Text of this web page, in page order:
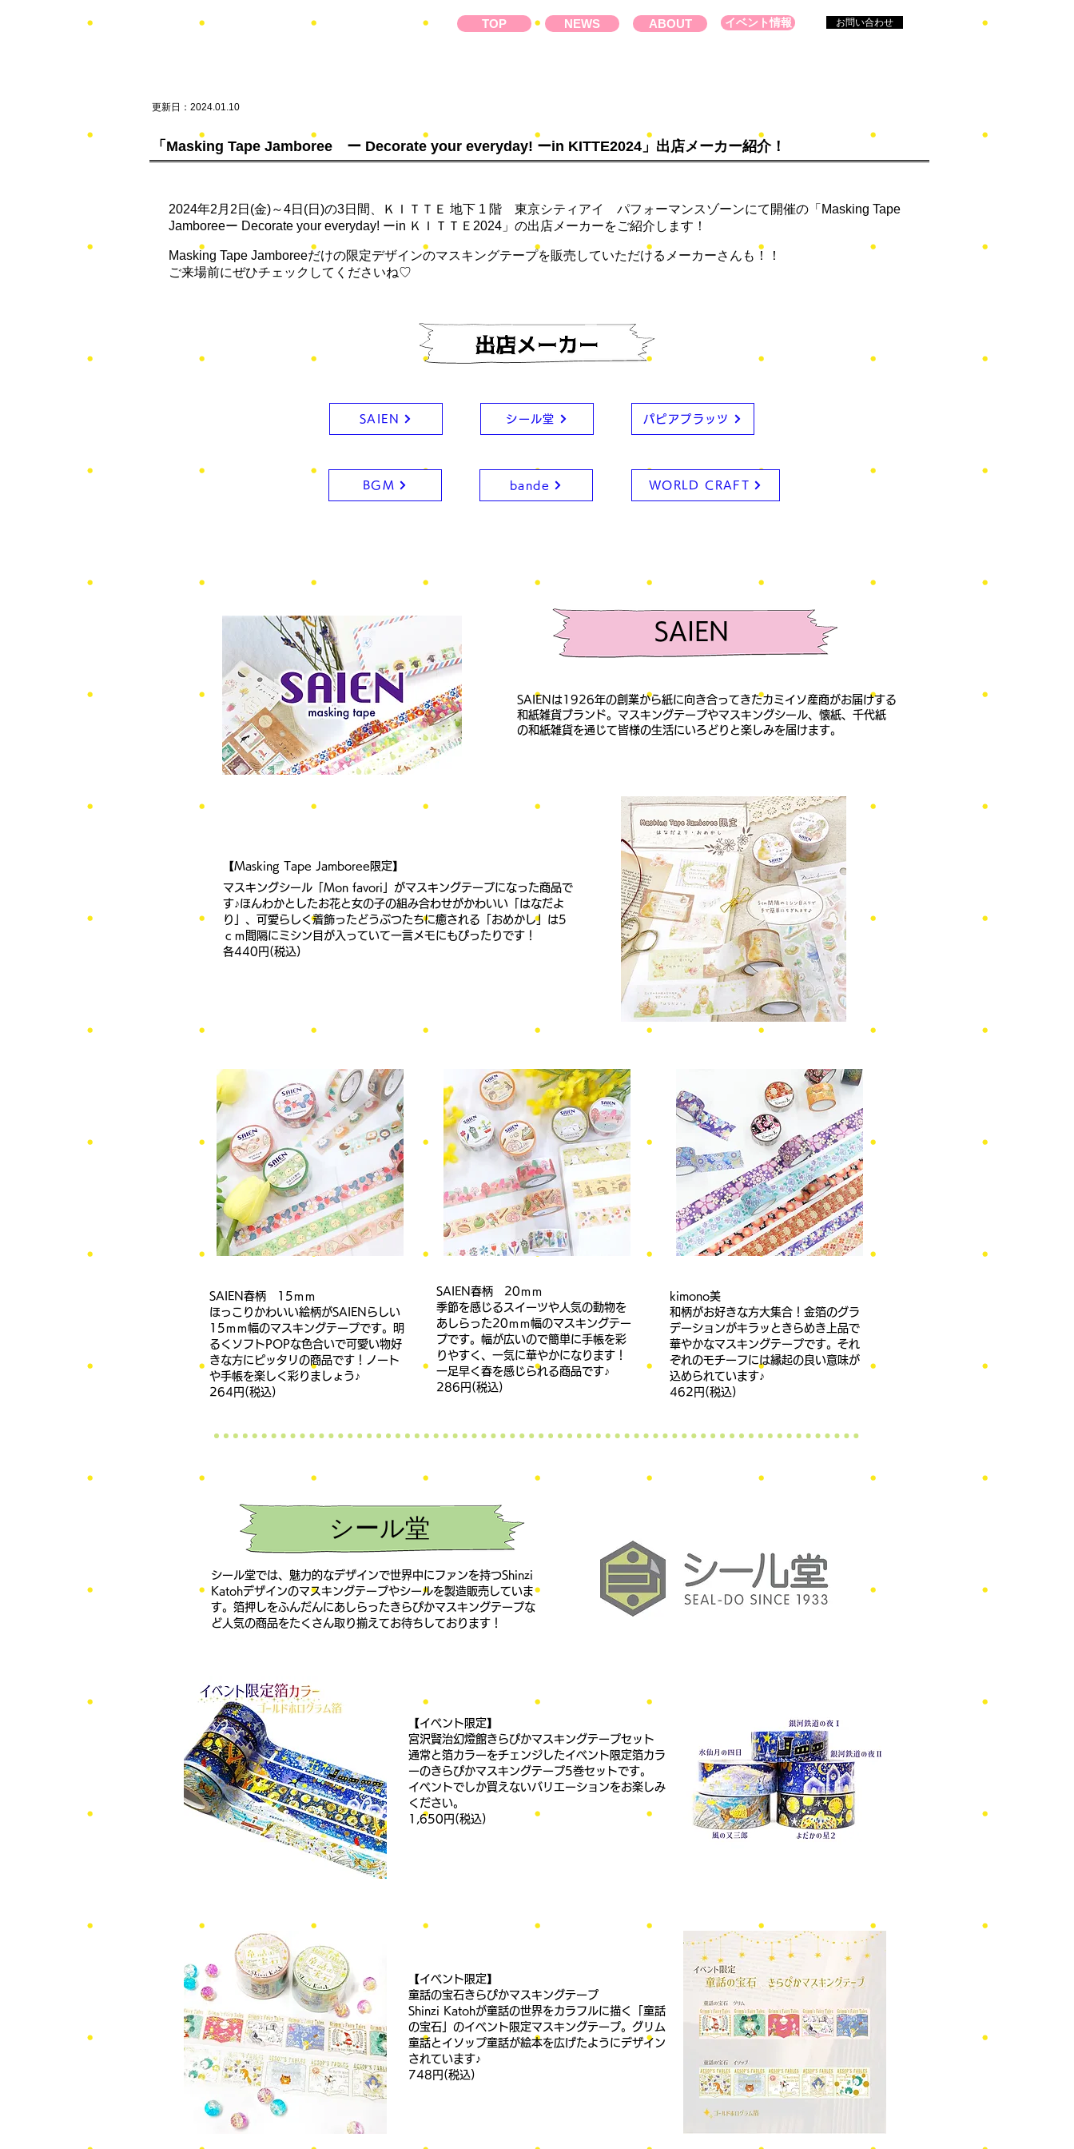
TOP NEWS ABOUT イベント情報 お問い合わせ
更新日：2024.01.10
「Masking Tape Jamboree ー Decorate your everyday! ーin KITTE2024」出店メーカー紹介！
2024年2月2日(金)～4日(日)の3日間、ＫＩＴＴＥ 地下 1 階 東京シティアイ パフォーマンスゾーンにて開催の「Masking Tape
Jamboreeー Decorate your everyday! ーin ＫＩＴＴＥ2024」の出店メーカーをご紹介します！
Masking Tape Jamboree​だけの限定デザインのマスキングテープを販売していただけるメーカーさんも！！
​ご来場前にぜひチェックしてくださいね♡
SAIEN シール堂 パピアプラッツ
BGM bande WORLD CRAFT
SAIENは1926年の創業から紙に向き合ってきたカミイソ産商がお届けする
和紙雑貨ブランド。マスキングテープやマスキングシール、懐紙、千代紙
の和紙雑貨を通じて皆様の生活にいろどりと楽しみを届けます。
​SAIEN
【Masking Tape Jamboree限定】
マスキングシール「Mon favori」がマスキングテープになった商品で
す♪ほんわかとしたお花と女の子の組み合わせがかわいい「はなだよ
り」、可愛らしく着飾ったどうぶつたちに癒される「おめかし」は5
ｃｍ間隔にミシン目が入っていて一言メモにもぴったりです！
​各440円(税込)
SAIEN春柄 15ｍｍ
ほっこりかわいい絵柄がSAIENらしい
15ｍｍ幅のマスキングテープです。明
るくソフトPOPな色合いで可愛い物好
きな方にピッタリの商品です！ノート
や手帳を楽しく彩りましょう♪
264円(税込)
SAIEN春柄 20ｍｍ
季節を感じるスイーツや人気の動物を
あしらった20ｍｍ幅のマスキングテー
プです。幅が広いので簡単に手帳を彩
りやすく、一気に華やかになります！
一足早く春を感じられる商品です♪
286円 (税込)
kimono美
和柄がお好きな方大集合！金箔のグラ
デーションがキラッときらめき上品で
華やかなマスキングテープです。それ
ぞれのモチーフには縁起の良い意味が
込められています♪
462円 (税込)
シール堂では、魅力的なデザインで世界中にファンを持つShinzi
Katohデザインのマスキングテープやシールを製造販売していま
す。箔押しをふんだんにあしらったきらぴかマスキングテープな
ど人気の商品をたくさん取り揃えてお待ちしております！
シール堂
【イベント限定】
宮沢賢治幻燈館きらぴかマスキングテープセット
通常と箔カラーをチェンジしたイベント限定箔カラ
ーのきらぴかマスキングテープ5巻セットです。
イベントでしか買えないバリエーションをお楽しみ
ください。
1,650円(税込)
【イベント限定】
童話の宝石きらぴかマスキングテープ
Shinzi Katohが童話の世界をカラフルに描く「童話
の宝石」のイベント限定マスキングテープ。グリム
童話とイソップ童話が絵本を広げたようにデザイン
されています♪
748円(税込)